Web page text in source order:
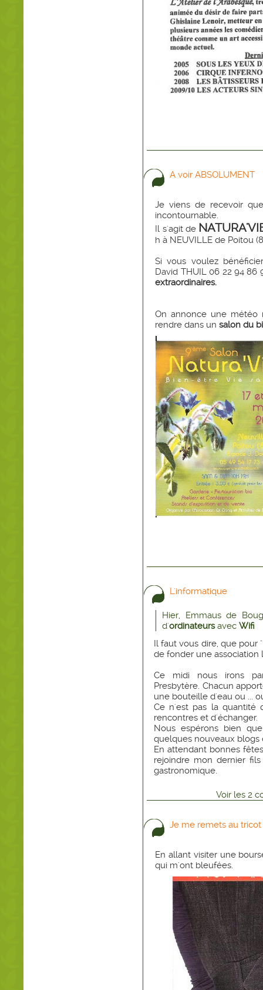
A voir ABSOLUMENT
Je viens de recevoir
incontournable.
Il s'agit de
h à NEUVILLE de Poitou
Si vous voulez
David THUIL 06 22 94
extraordinaires.
On annonce une météo
rendre dans unsalon du
L'informatique
Hier, Emmaus de
d'ordinateursavec Wifi
Il faut vous dire, que pour
de fonder une association
Ce midi nous irons
Presbytère. Chacun
une bouteille d'eau ou ...
Ce n'est pas la quantité
rencontres et d'échanger.
Nous espérons bien
quelques nouveaux blogs
En attendant bonnes
rejoindre mon dernier
gastronomique.
Voir les 2
Je me remets au tricot
En allant visiter une
qui m'ont bleufées.